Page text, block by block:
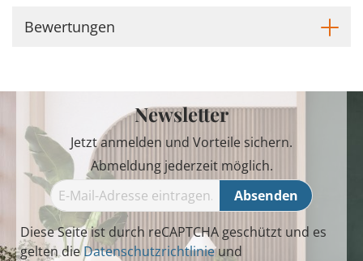
Bewertungen
Newsletter
Jetzt anmelden und Vorteile sichern.
Abmeldung jederzeit möglich.
Absenden
Diese Seite ist durch reCAPTCHA geschützt und es
gelten dieDatenschutzrichtlinieund